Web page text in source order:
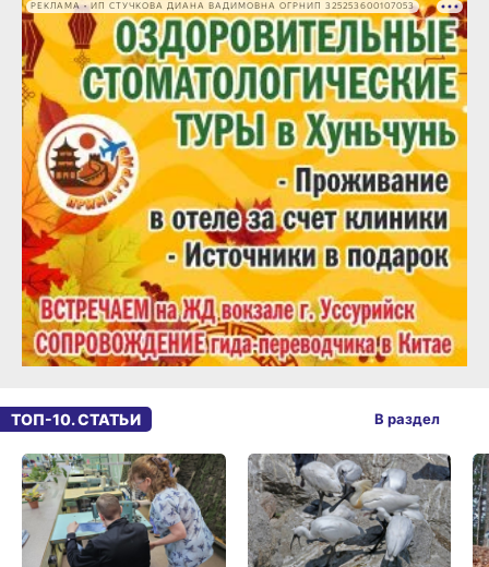
РЕКЛАМА • ИП СТУЧКОВА ДИАНА ВАДИМОВНА ОГРНИП 325253600107053
ТОП-10. СТАТЬИ В раздел